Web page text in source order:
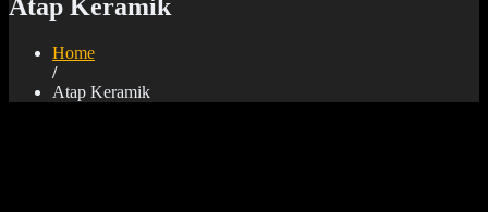
Atap Keramik
Home
/
Atap Keramik